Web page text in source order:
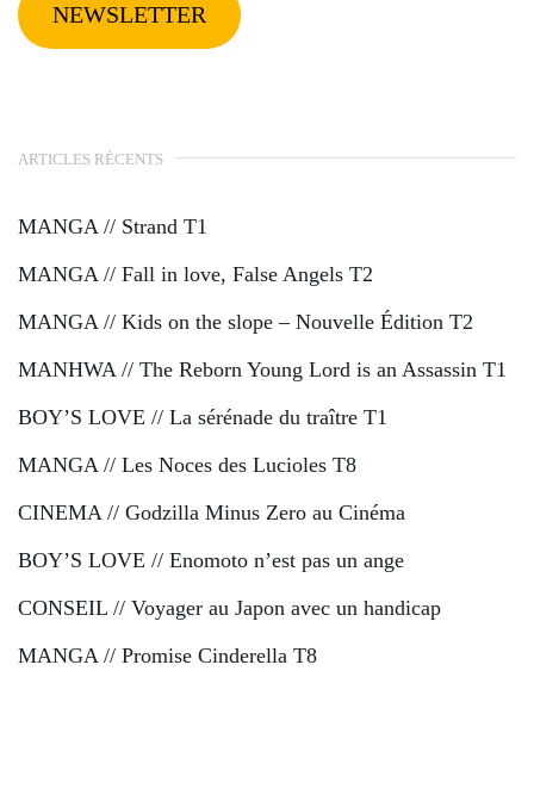
NEWSLETTER
ARTICLES RÉCENTS
MANGA // Strand T1
MANGA // Fall in love, False Angels T2
MANGA // Kids on the slope – Nouvelle Édition T2
MANHWA // The Reborn Young Lord is an Assassin T1
BOY’S LOVE // La sérénade du traître T1
MANGA // Les Noces des Lucioles T8
CINEMA // Godzilla Minus Zero au Cinéma
BOY’S LOVE // Enomoto n’est pas un ange
CONSEIL // Voyager au Japon avec un handicap
MANGA // Promise Cinderella T8